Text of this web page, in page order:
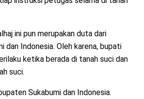
ini pun merupakan duta dari
dan Indonesia. Oleh karena, bupati
ketika berada di tanah suci dan
suci.
Sukabumi dan Indonesia.